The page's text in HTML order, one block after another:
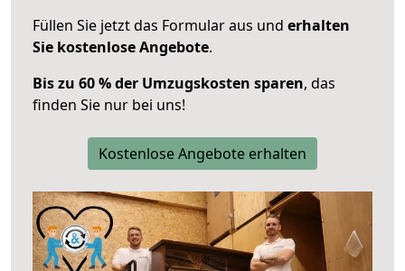
Füllen Sie jetzt das Formular aus und erhalten
Sie kostenlose Angebote.
Bis zu 60 % der Umzugskosten sparen, das
finden Sie nur bei uns!
Kostenlose Angebote erhalten